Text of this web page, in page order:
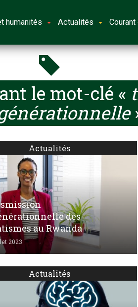
humanités Actualités
le mot-clé «
Actualités
des
au Rwanda
2023
Actualités